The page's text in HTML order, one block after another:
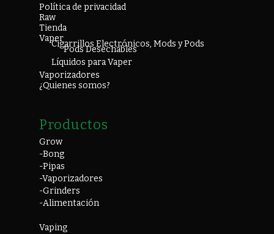
Política de privacidad
Raw
Tienda
Vaper
Cigarrillos Electrónicos, Mods y Pods
Pods Desechables
Líquidos para Vaper
Vaporizadores
¿Quienes somos?
Productos
Grow
-Bong
-Pipas
-Vaporizadores
-Grinders
-Alimentación
Vaping